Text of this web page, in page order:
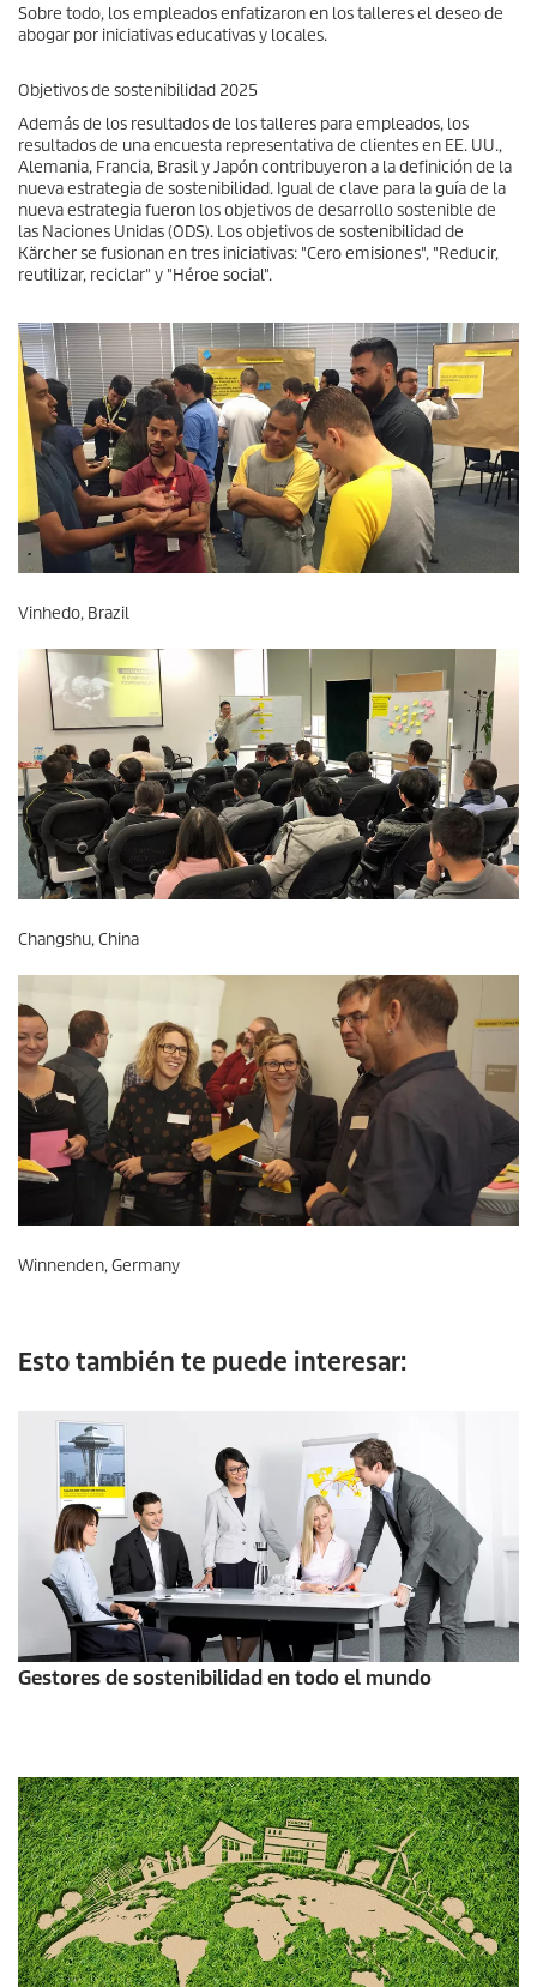
Sobre todo, los empleados enfatizaron en los talleres el deseo de
abogar por iniciativas educativas y locales.
Objetivos de sostenibilidad 2025
Además de los resultados de los talleres para empleados, los
resultados de una encuesta representativa de clientes en EE. UU.,
Alemania, Francia, Brasil y Japón contribuyeron a la definición de la
nueva estrategia de sostenibilidad. Igual de clave para la guía de la
nueva estrategia fueron los objetivos de desarrollo sostenible de
las Naciones Unidas (ODS). Los objetivos de sostenibilidad de
Kärcher se fusionan en tres iniciativas: "Cero emisiones", "Reducir,
reutilizar, reciclar" y "Héroe social".
Vinhedo, Brazil
Changshu, China
Winnenden, Germany
Esto también te puede interesar:
Gestores de sostenibilidad en todo el mundo